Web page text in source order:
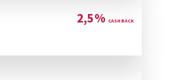
2,5%